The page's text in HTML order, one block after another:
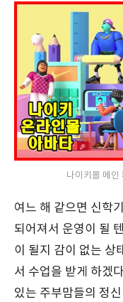
나이키몰 메인
여느 해 같으면 신학
되어져서 운영이 될
이 될지 감이 없는 상
서 수업을 받게 하겠
있는 주부맘들의 정